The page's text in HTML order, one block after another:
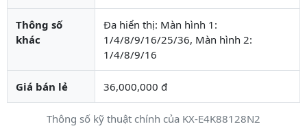
Thông số kỹ thuật chính của KX-E4K88128N2
Thông số
khác
Đa hiển thị: Màn hình 1:
1/4/8/9/16/25/36, Màn hình 2:
1/4/8/9/16
Giá bán lẻ 36,000,000 đ